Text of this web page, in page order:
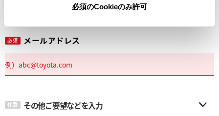
必須のCookieのみ許可
必須 メールアドレス
任意 その他ご要望などを入力